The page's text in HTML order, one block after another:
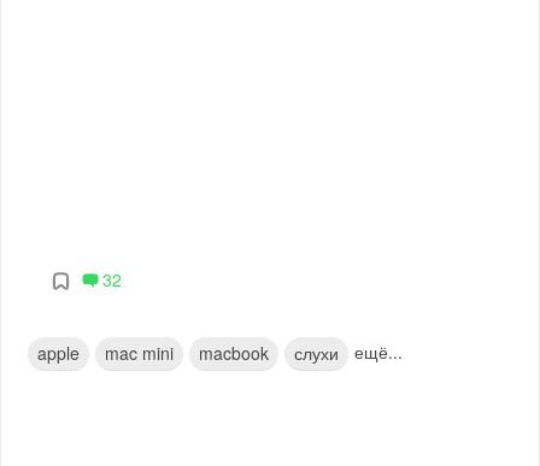
32
apple mac mini macbook слухи ещё...